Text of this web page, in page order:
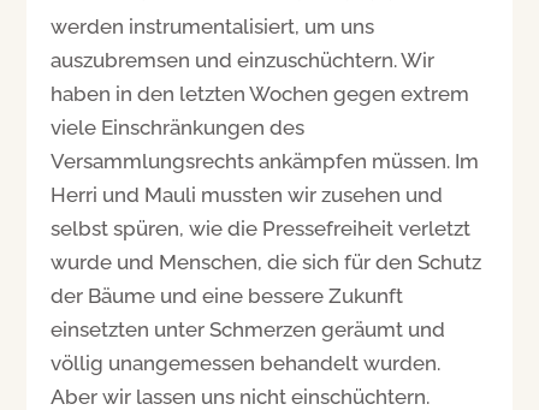
werden instrumentalisiert, um uns
auszubremsen und einzuschüchtern. Wir
haben in den letzten Wochen gegen extrem
viele Einschränkungen des
Versammlungsrechts ankämpfen müssen. Im
Herri und Mauli mussten wir zusehen und
selbst spüren, wie die Pressefreiheit verletzt
wurde und Menschen, die sich für den Schutz
der Bäume und eine bessere Zukunft
einsetzten unter Schmerzen geräumt und
völlig unangemessen behandelt wurden.
Aber wir lassen uns nicht einschüchtern.